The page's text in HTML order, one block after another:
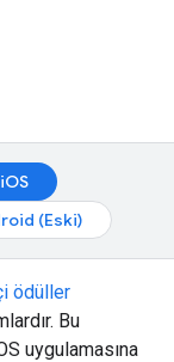
iOS
(Eski)
ödüller
Bu
uygulamasına